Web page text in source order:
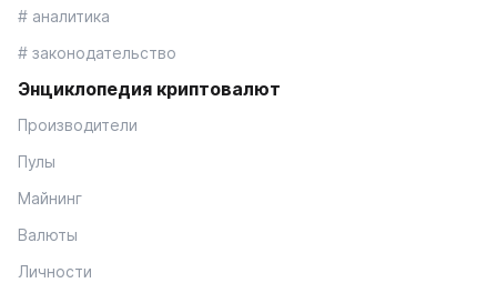
# аналитика
# законодательство
Энциклопедия криптовалют
Производители
Пулы
Майнинг
Валюты
Личности